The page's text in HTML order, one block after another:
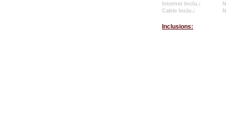
Internet Inclu.:
Cable Inclu.:
Inclusions: